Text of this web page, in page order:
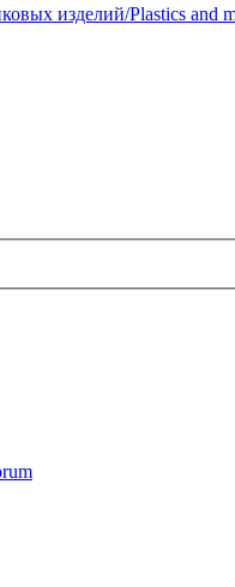
изделий/Plastics and